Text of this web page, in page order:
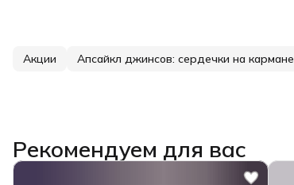
Акции Апсайкл джинсов: сердечки на кармане
Рекомендуем для вас